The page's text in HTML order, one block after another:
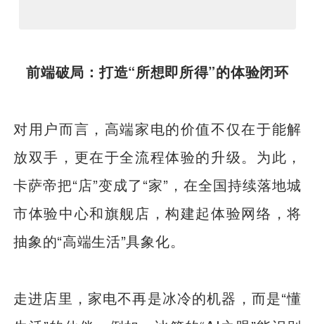
前端破局：打造“所想即所得”的体验闭环
对用户而言，高端家电的价值不仅在于能解
放双手，更在于全流程体验的升级。为此，
卡萨帝把“店”变成了“家”，在全国持续落地城
市体验中心和旗舰店，构建起体验网络，将
抽象的“高端生活”具象化。
走进店里，家电不再是冰冷的机器，而是“懂